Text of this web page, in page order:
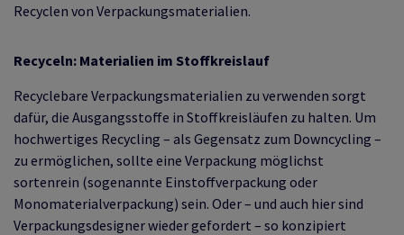
Recyclen von Verpackungsmaterialien.
Recyceln: Materialien im Stoffkreislauf
Recyclebare Verpackungsmaterialien zu verwenden sorgt
dafür, die Ausgangsstoffe in Stoffkreisläufen zu halten. Um
hochwertiges Recycling – als Gegensatz zum Downcycling –
zu ermöglichen, sollte eine Verpackung möglichst
sortenrein (sogenannte Einstoffverpackung oder
Monomaterialverpackung) sein. Oder – und auch hier sind
Verpackungsdesigner wieder gefordert – so konzipiert